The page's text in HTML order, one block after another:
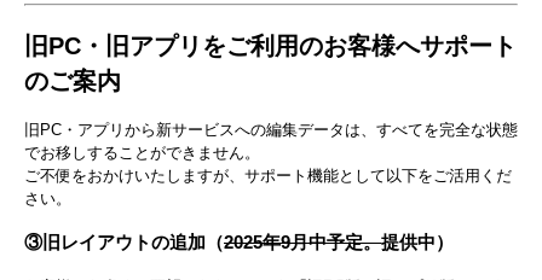
旧PC・旧アプリをご利用のお客様へサポート
のご案内
旧PC・アプリから新サービスへの編集データは、すべてを完全な状態
でお移しすることができません。
ご不便をおかけいたしますが、サポート機能として以下をご活用くだ
さい。
③旧レイアウトの追加（2025年9月中予定。提供中）